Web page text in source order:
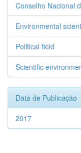
Conselho Nacional
Environmental
Political field
Scientific
Data de Publicação
2017